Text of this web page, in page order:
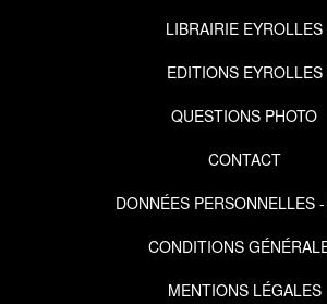
LIBRAIRIE EYROLLES
EDITIONS EYROLLES
QUESTIONS PHOTO
CONTACT
DONNÉES PERSONNELLES
CONDITIONS
MENTIONS LÉGALES